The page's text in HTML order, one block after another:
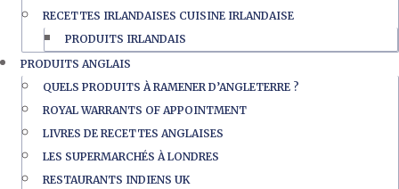
RECETTES IRLANDAISES CUISINE IRLANDAISE
PRODUITS IRLANDAIS
PRODUITS ANGLAIS
QUELS PRODUITS À RAMENER D’ANGLETERRE ?
ROYAL WARRANTS OF APPOINTMENT
LIVRES DE RECETTES ANGLAISES
LES SUPERMARCHÉS À LONDRES
RESTAURANTS INDIENS UK